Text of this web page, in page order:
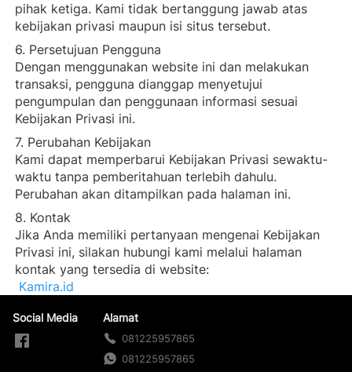
pihak ketiga. Kami tidak bertanggung jawab atas
kebijakan privasi maupun isi situs tersebut.
6. Persetujuan Pengguna
Dengan menggunakan website ini dan melakukan
transaksi, pengguna dianggap menyetujui
pengumpulan dan penggunaan informasi sesuai
Kebijakan Privasi ini.
7. Perubahan Kebijakan
Kami dapat memperbarui Kebijakan Privasi sewaktu-
waktu tanpa pemberitahuan terlebih dahulu.
Perubahan akan ditampilkan pada halaman ini.
8. Kontak
Jika Anda memiliki pertanyaan mengenai Kebijakan
Privasi ini, silakan hubungi kami melalui halaman
kontak yang tersedia di website:
Kamira.id
Social Media Alamat
081225957865
081225957865